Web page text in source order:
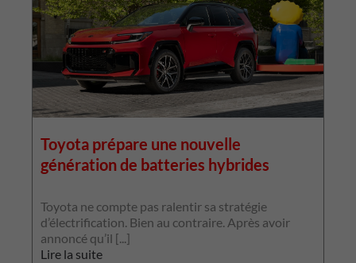
Toyota prépare une nouvelle
génération de batteries hybrides
Toyota ne compte pas ralentir sa stratégie
d’électrification. Bien au contraire. Après avoir
annoncé qu’il [...]
Lire la suite